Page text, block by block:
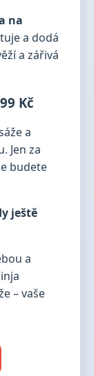
na
a dodá
a zářivá
Kč
a
Jen za
budete
ještě
a
– vaše